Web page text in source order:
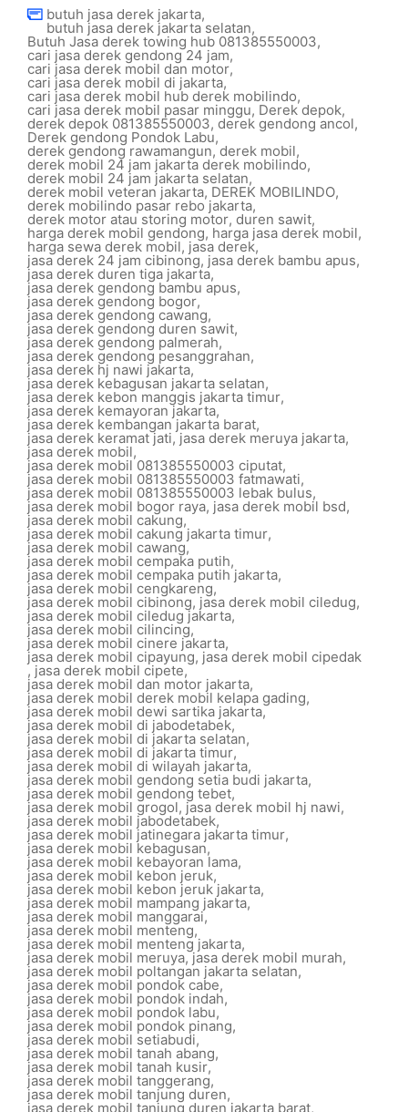
butuh jasa derek jakarta,
butuh jasa derek jakarta selatan,
Butuh Jasa derek towing hub 081385550003,
cari jasa derek gendong 24 jam,
cari jasa derek mobil dan motor,
cari jasa derek mobil di jakarta,
cari jasa derek mobil hub derek mobilindo,
cari jasa derek mobil pasar minggu, Derek depok,
derek depok 081385550003, derek gendong ancol,
Derek gendong Pondok Labu,
derek gendong rawamangun,derek mobil,
derek mobil 24 jam jakarta derek mobilindo,
derek mobil 24 jam jakarta selatan,
derek mobil veteran jakarta, DEREK MOBILINDO,
derek mobilindo pasar rebo jakarta,
derek motor atau storing motor, duren sawit,
harga derek mobil gendong, harga jasa derek mobil,
harga sewa derek mobil, jasa derek,
jasa derek 24 jam cibinong, jasa derek bambu apus,
jasa derek duren tiga jakarta,
jasa derek gendong bambu apus,
jasa derek gendong bogor,
jasa derek gendong cawang,
jasa derek gendong duren sawit,
jasa derek gendong palmerah,
jasa derek gendong pesanggrahan,
jasa derek hj nawi jakarta,
jasa derek kebagusan jakarta selatan,
jasa derek kebon manggis jakarta timur,
jasa derek kemayoran jakarta,
jasa derek kembangan jakarta barat,
jasa derek keramat jati,jasa derek meruya jakarta,
jasa derek mobil,
jasa derek mobil 081385550003 ciputat,
jasa derek mobil 081385550003 fatmawati,
jasa derek mobil 081385550003 lebak bulus,
jasa derek mobil bogor raya, jasa derek mobil bsd,
jasa derek mobil cakung,
jasa derek mobil cakung jakarta timur,
jasa derek mobil cawang,
jasa derek mobil cempaka putih,
jasa derek mobil cempaka putih jakarta,
jasa derek mobil cengkareng,
jasa derek mobil cibinong, jasa derek mobil ciledug,
jasa derek mobil ciledug jakarta,
jasa derek mobil cilincing,
jasa derek mobil cinere jakarta,
jasa derek mobil cipayung, jasa derek mobil cipedak
, jasa derek mobil cipete,
jasa derek mobil dan motor jakarta,
jasa derek mobil derek mobil kelapa gading,
jasa derek mobil dewi sartika jakarta,
jasa derek mobil di jabodetabek,
jasa derek mobil di jakarta selatan,
jasa derek mobil di jakarta timur,
jasa derek mobil di wilayah jakarta,
jasa derek mobil gendong setia budi jakarta,
jasa derek mobil gendong tebet,
jasa derek mobil grogol, jasa derek mobil hj nawi,
jasa derek mobil jabodetabek,
jasa derek mobil jatinegara jakarta timur,
jasa derek mobil kebagusan,
jasa derek mobil kebayoran lama,
jasa derek mobil kebon jeruk,
jasa derek mobil kebon jeruk jakarta,
jasa derek mobil mampang jakarta,
jasa derek mobil manggarai,
jasa derek mobil menteng,
jasa derek mobil menteng jakarta,
jasa derek mobil meruya,jasa derek mobil murah,
jasa derek mobil poltangan jakarta selatan,
jasa derek mobil pondok cabe,
jasa derek mobil pondok indah,
jasa derek mobil pondok labu,
jasa derek mobil pondok pinang,
jasa derek mobil setiabudi,
jasa derek mobil tanah abang,
jasa derek mobil tanah kusir,
jasa derek mobil tanggerang,
jasa derek mobil tanjung duren,
jasa derek mobil tanjung duren jakarta barat,